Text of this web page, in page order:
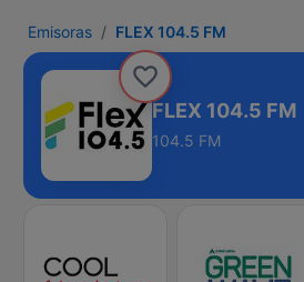
Emisoras FLEX 104.5 FM
FLEX 104.5 FM
104.5 FM